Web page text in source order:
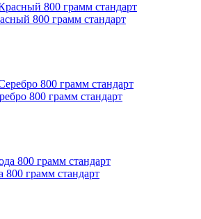
800 грамм стандарт
800 грамм стандарт
грамм стандарт